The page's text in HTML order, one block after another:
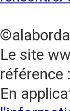
Le site
référence
En